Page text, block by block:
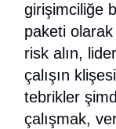
girişimciliğe
paketi olarak
risk alın,
çalışın
tebrikler
çalışmak,